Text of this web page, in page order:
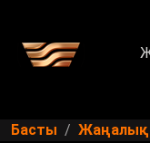
Басты